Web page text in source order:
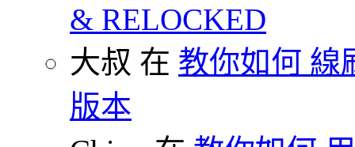
& RELOCKED
大叔 在 教你如何 線
版本